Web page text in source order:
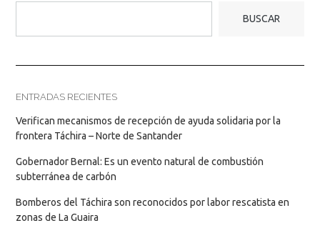
BUSCAR
ENTRADAS RECIENTES
Verifican mecanismos de recepción de ayuda solidaria por la
frontera Táchira – Norte de Santander
Gobernador Bernal: Es un evento natural de combustión
subterránea de carbón
Bomberos del Táchira son reconocidos por labor rescatista en
zonas de La Guaira